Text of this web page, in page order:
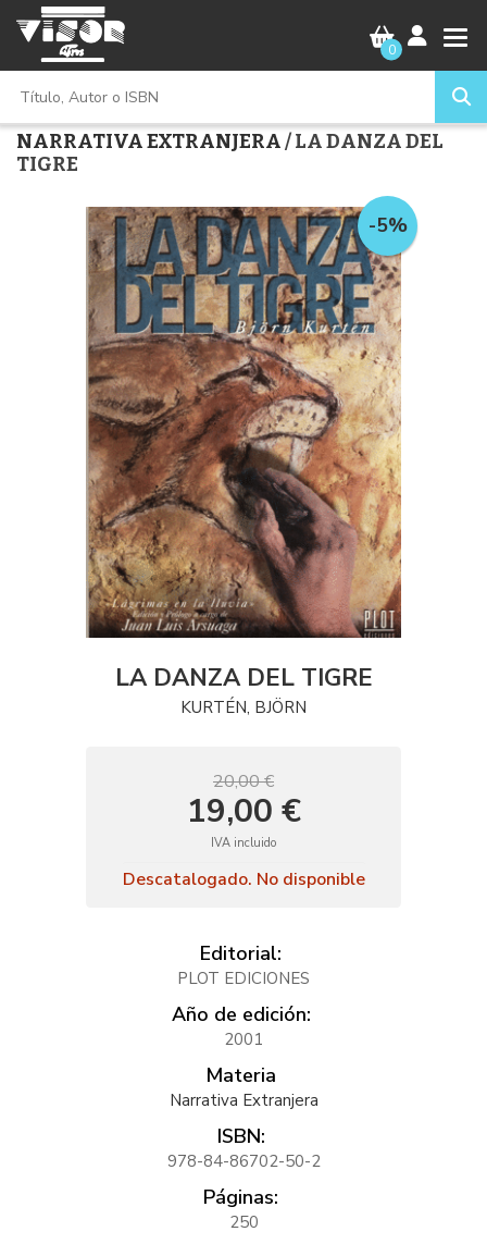
0
NARRATIVA EXTRANJERA/ LA DANZA DEL
TIGRE
-5%
LA DANZA DEL TIGRE
KURTÉN, BJÖRN
20,00 €
19,00 €
IVA incluido
Descatalogado. No disponible
Editorial:
PLOT EDICIONES
Año de edición:
2001
Materia
Narrativa Extranjera
ISBN:
978-84-86702-50-2
Páginas:
250